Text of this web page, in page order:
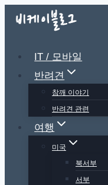
Skip
IT / 모바일
반려견
참깨 이야기
반려견 관련
여행
미국
북서부
서부